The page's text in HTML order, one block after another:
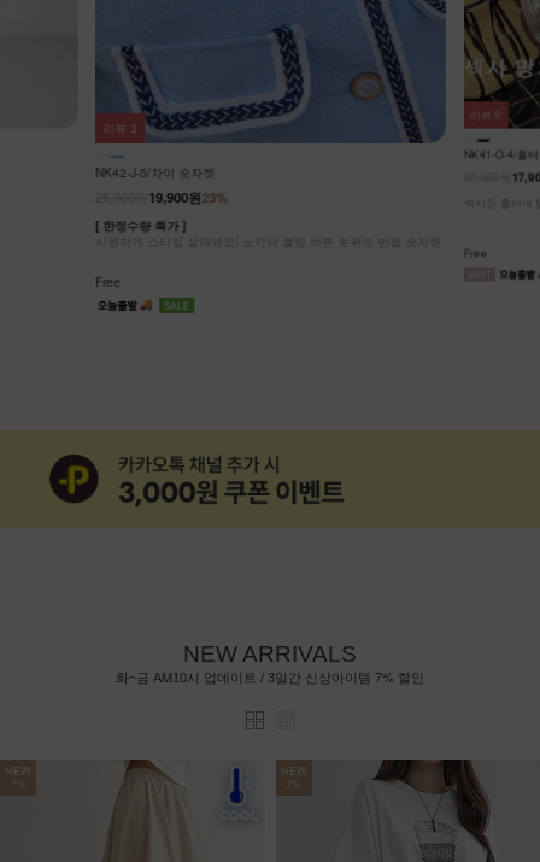
NK42-J-5/차이 숏자켓
23%
19,900원
[ 한정수량 특가 ]
Free
리뷰 3
NK41-O-4/홀
Free
리뷰 0
NEW ARRIVALS
화~금 AM10시 업데이트 / 3일간 신상아이템 7% 할인
NEW
7%
NEW
7%